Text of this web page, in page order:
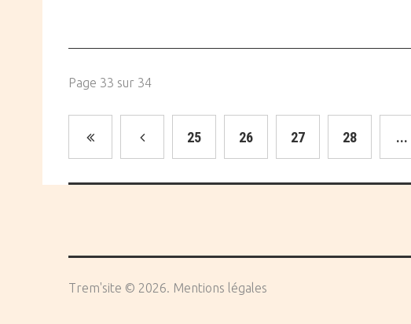
Page 33 sur 34
25 26 27 28 ...
Trem'site © 2026 Mentions légales